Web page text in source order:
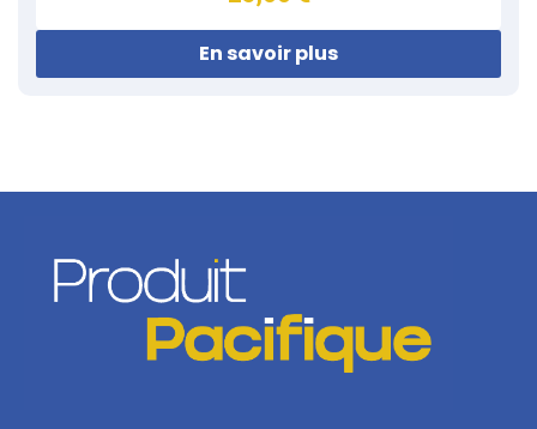
En savoir plus